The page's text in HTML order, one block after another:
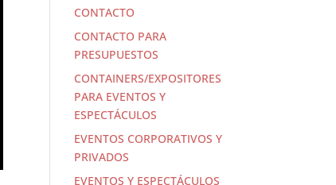
CONTACTO
CONTACTO PARA
PRESUPUESTOS
CONTAINERS/EXPOSITORES
PARA EVENTOS Y
ESPECTÁCULOS
EVENTOS CORPORATIVOS Y
PRIVADOS
EVENTOS Y ESPECTÁCULOS